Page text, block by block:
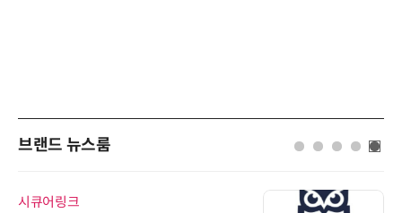
브랜드 뉴스룸
시큐어링크